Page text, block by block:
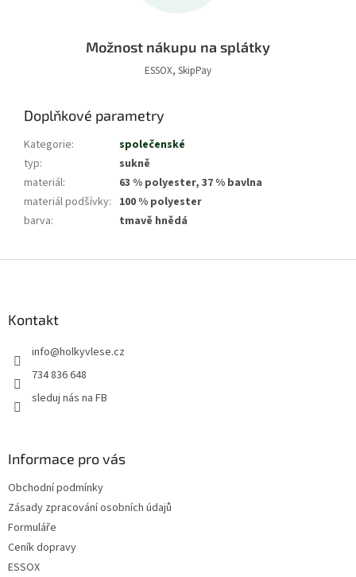
Možnost nákupu na splátky
ESSOX, SkipPay
Doplňkové parametry
Kategorie:
společenské
typ:
sukně
materiál:
63 % polyester, 37 % bavlna
materiál podšívky: 100 % polyester
barva: tmavě hnědá
Kontakt
info@holkyvlese.cz
734 836 648
sleduj nás na FB
Informace pro vás
Obchodní podmínky
Zásady zpracování osobních údajů
Formuláře
Ceník dopravy
ESSOX